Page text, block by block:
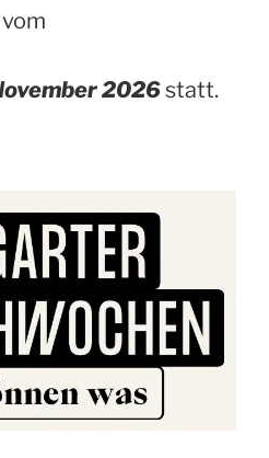
vom
2026statt.